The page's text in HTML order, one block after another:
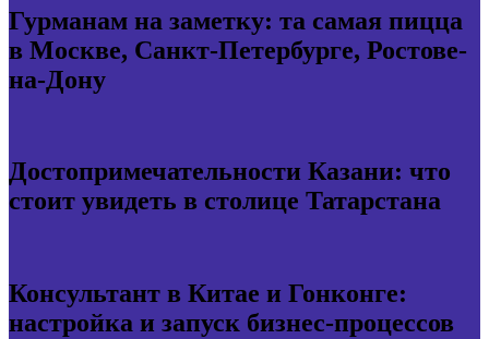
Гурманам на заметку: та самая пицца
в Москве, Санкт-Петербурге, Ростове-
на-Дону
Достопримечательности Казани: что
стоит увидеть в столице Татарстана
Консультант в Китае и Гонконге:
настройка и запуск бизнес-процессов